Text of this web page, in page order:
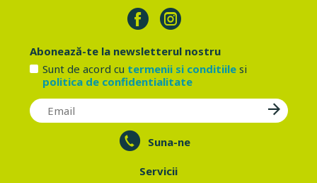
Abonează-te la newsletterul nostru
Sunt de acord cu termenii si conditiilesi
politica de confidentialitate
Suna-ne
Servicii